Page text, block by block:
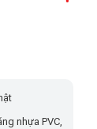
nhựa PVC,